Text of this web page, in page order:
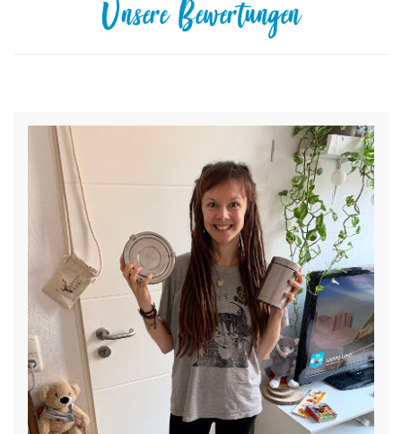
Unsere Bewertungen